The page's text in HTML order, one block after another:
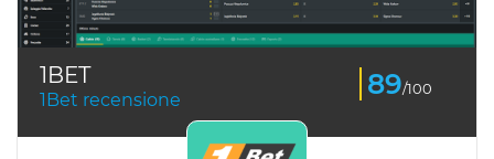
1BET
1Bet recensione 89/100